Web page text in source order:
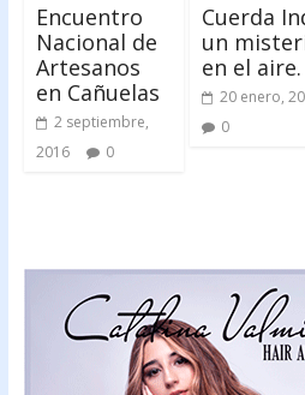
Encuentro
Nacional de
Artesanos
en Cañuelas
2 septiembre,
2016
0
Cuerda
un
en el aire.
20 enero,
0